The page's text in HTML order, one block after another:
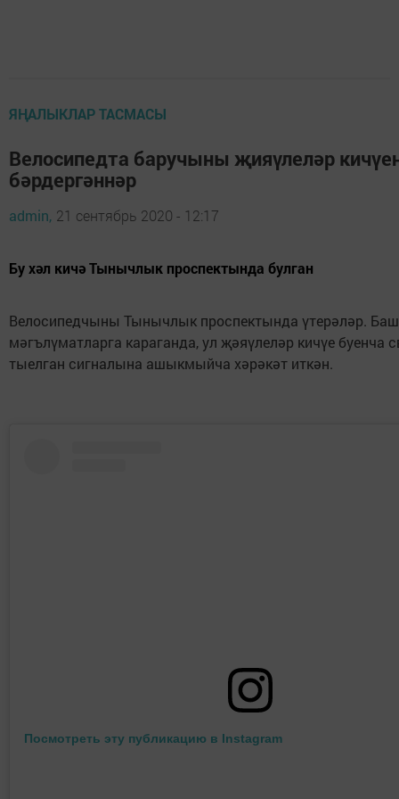
ЯҢАЛЫКЛАР ТАСМАСЫ
Велосипедта баручыны җияүлеләр
бәрдергәннәр
admin, 21 сентябрь 2020 - 12:17
Бу хәл кичә Тынычлык проспектында булган
Велосипедчыны Тынычлык проспектында үтерәләр.
мәгълүматларга караганда, ул җәяүлеләр кичүе буенча
тыелган сигналына ашыкмыйча хәрәкәт иткән.
Посмотреть эту публикацию в Instagram